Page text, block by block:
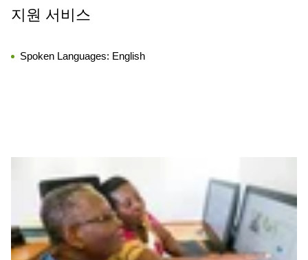
지원 서비스
Spoken Languages: English